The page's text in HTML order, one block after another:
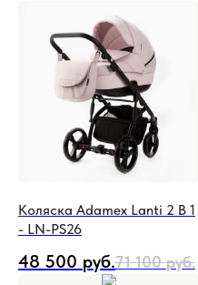
Коляска Adamex Lanti 2 В 1
- LN-PS26
48 500 руб.71 100 руб.